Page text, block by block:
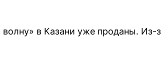
в Казани уже проданы. Из-